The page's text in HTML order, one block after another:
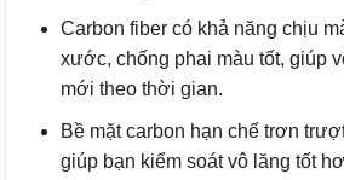
Carbon fiber có khả năng chịu
xước, chống phai màu tốt, giúp
mới theo thời gian.
Bề mặt carbon hạn chế trơn
giúp bạn kiểm soát vô lăng tốt